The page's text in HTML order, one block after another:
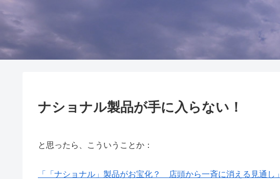
ナショナル製品が手に入らない！
と思ったら、こういうことか：
「「ナショナル」製品がお宝化？ 店頭から一斉に消える見通し」